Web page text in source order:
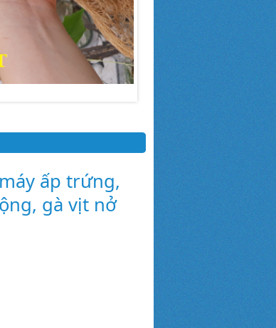
ấp trứng,
gà vịt nở